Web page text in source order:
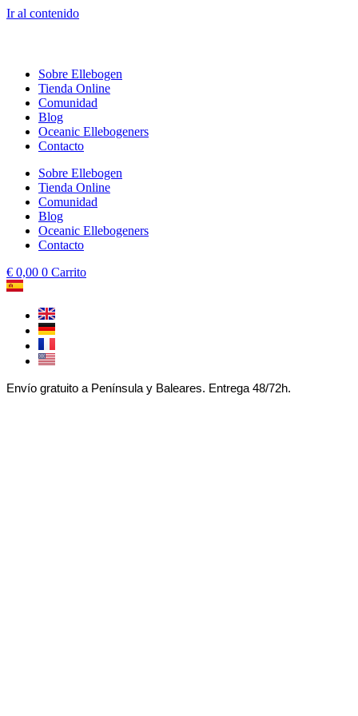
Ir al contenido
Sobre Ellebogen
Tienda Online
Comunidad
Blog
Oceanic Ellebogeners
Contacto
Sobre Ellebogen
Tienda Online
Comunidad
Blog
Oceanic Ellebogeners
Contacto
€ 0,00 0 Carrito
Envío gratuito a Península y Baleares. Entrega 48/72h.